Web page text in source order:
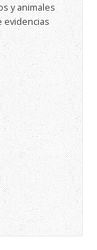
y animales
evidencias